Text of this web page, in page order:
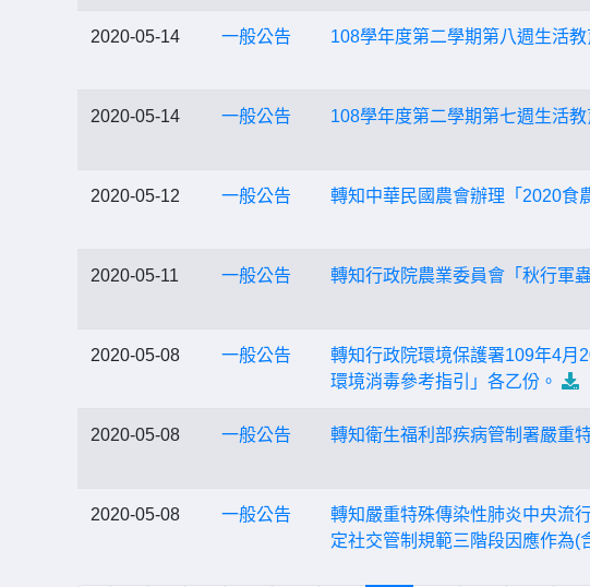
2020-05-14 一般公告 108學年度第二學期第八週生活
2020-05-14 一般公告 108學年度第二學期第七週生活
2020-05-12 一般公告 轉知中華民國農會辦理「2020食
2020-05-11 一般公告 轉知行政院農業委員會「秋行軍
2020-05-08 一般公告
轉知行政院環境保護署109年4月
環境消毒參考指引」各乙份。
2020-05-08 一般公告 轉知衛生福利部疾病管制署嚴重
2020-05-08 一般公告
轉知嚴重特殊傳染性肺炎中央流
定社交管制規範三階段因應作為(